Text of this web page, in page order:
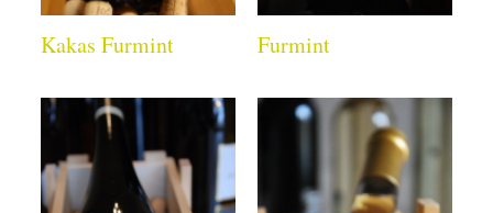
Kakas Furmint Furmint